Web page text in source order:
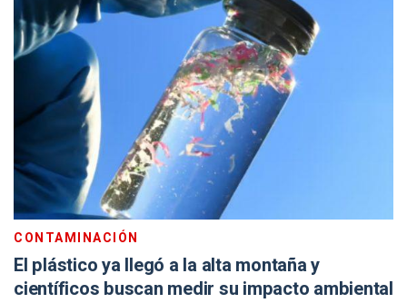
CONTAMINACIÓN
El plástico ya llegó a la alta montaña y
científicos buscan medir su impacto ambiental